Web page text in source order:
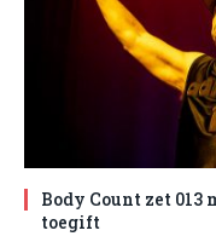
Body Count zet
toegift